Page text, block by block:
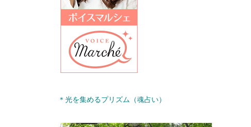
＊光を集めるプリズム（魂占い）